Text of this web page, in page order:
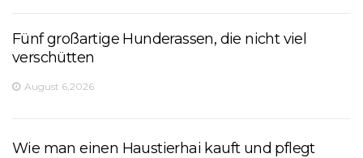
Fünf großartige Hunderassen, die nicht viel
verschütten
August 6,2026
Wie man einen Haustierhai kauft und pflegt